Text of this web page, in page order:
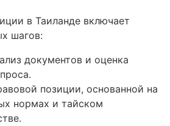
в Таиланде включает
шагов:
документов и оценка
позиции, основанной на
нормах и тайском